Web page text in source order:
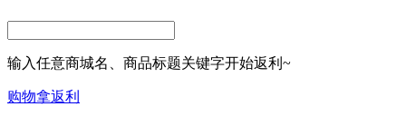
输入任意商城名、商品标题关键字开始返利~
购物拿返利